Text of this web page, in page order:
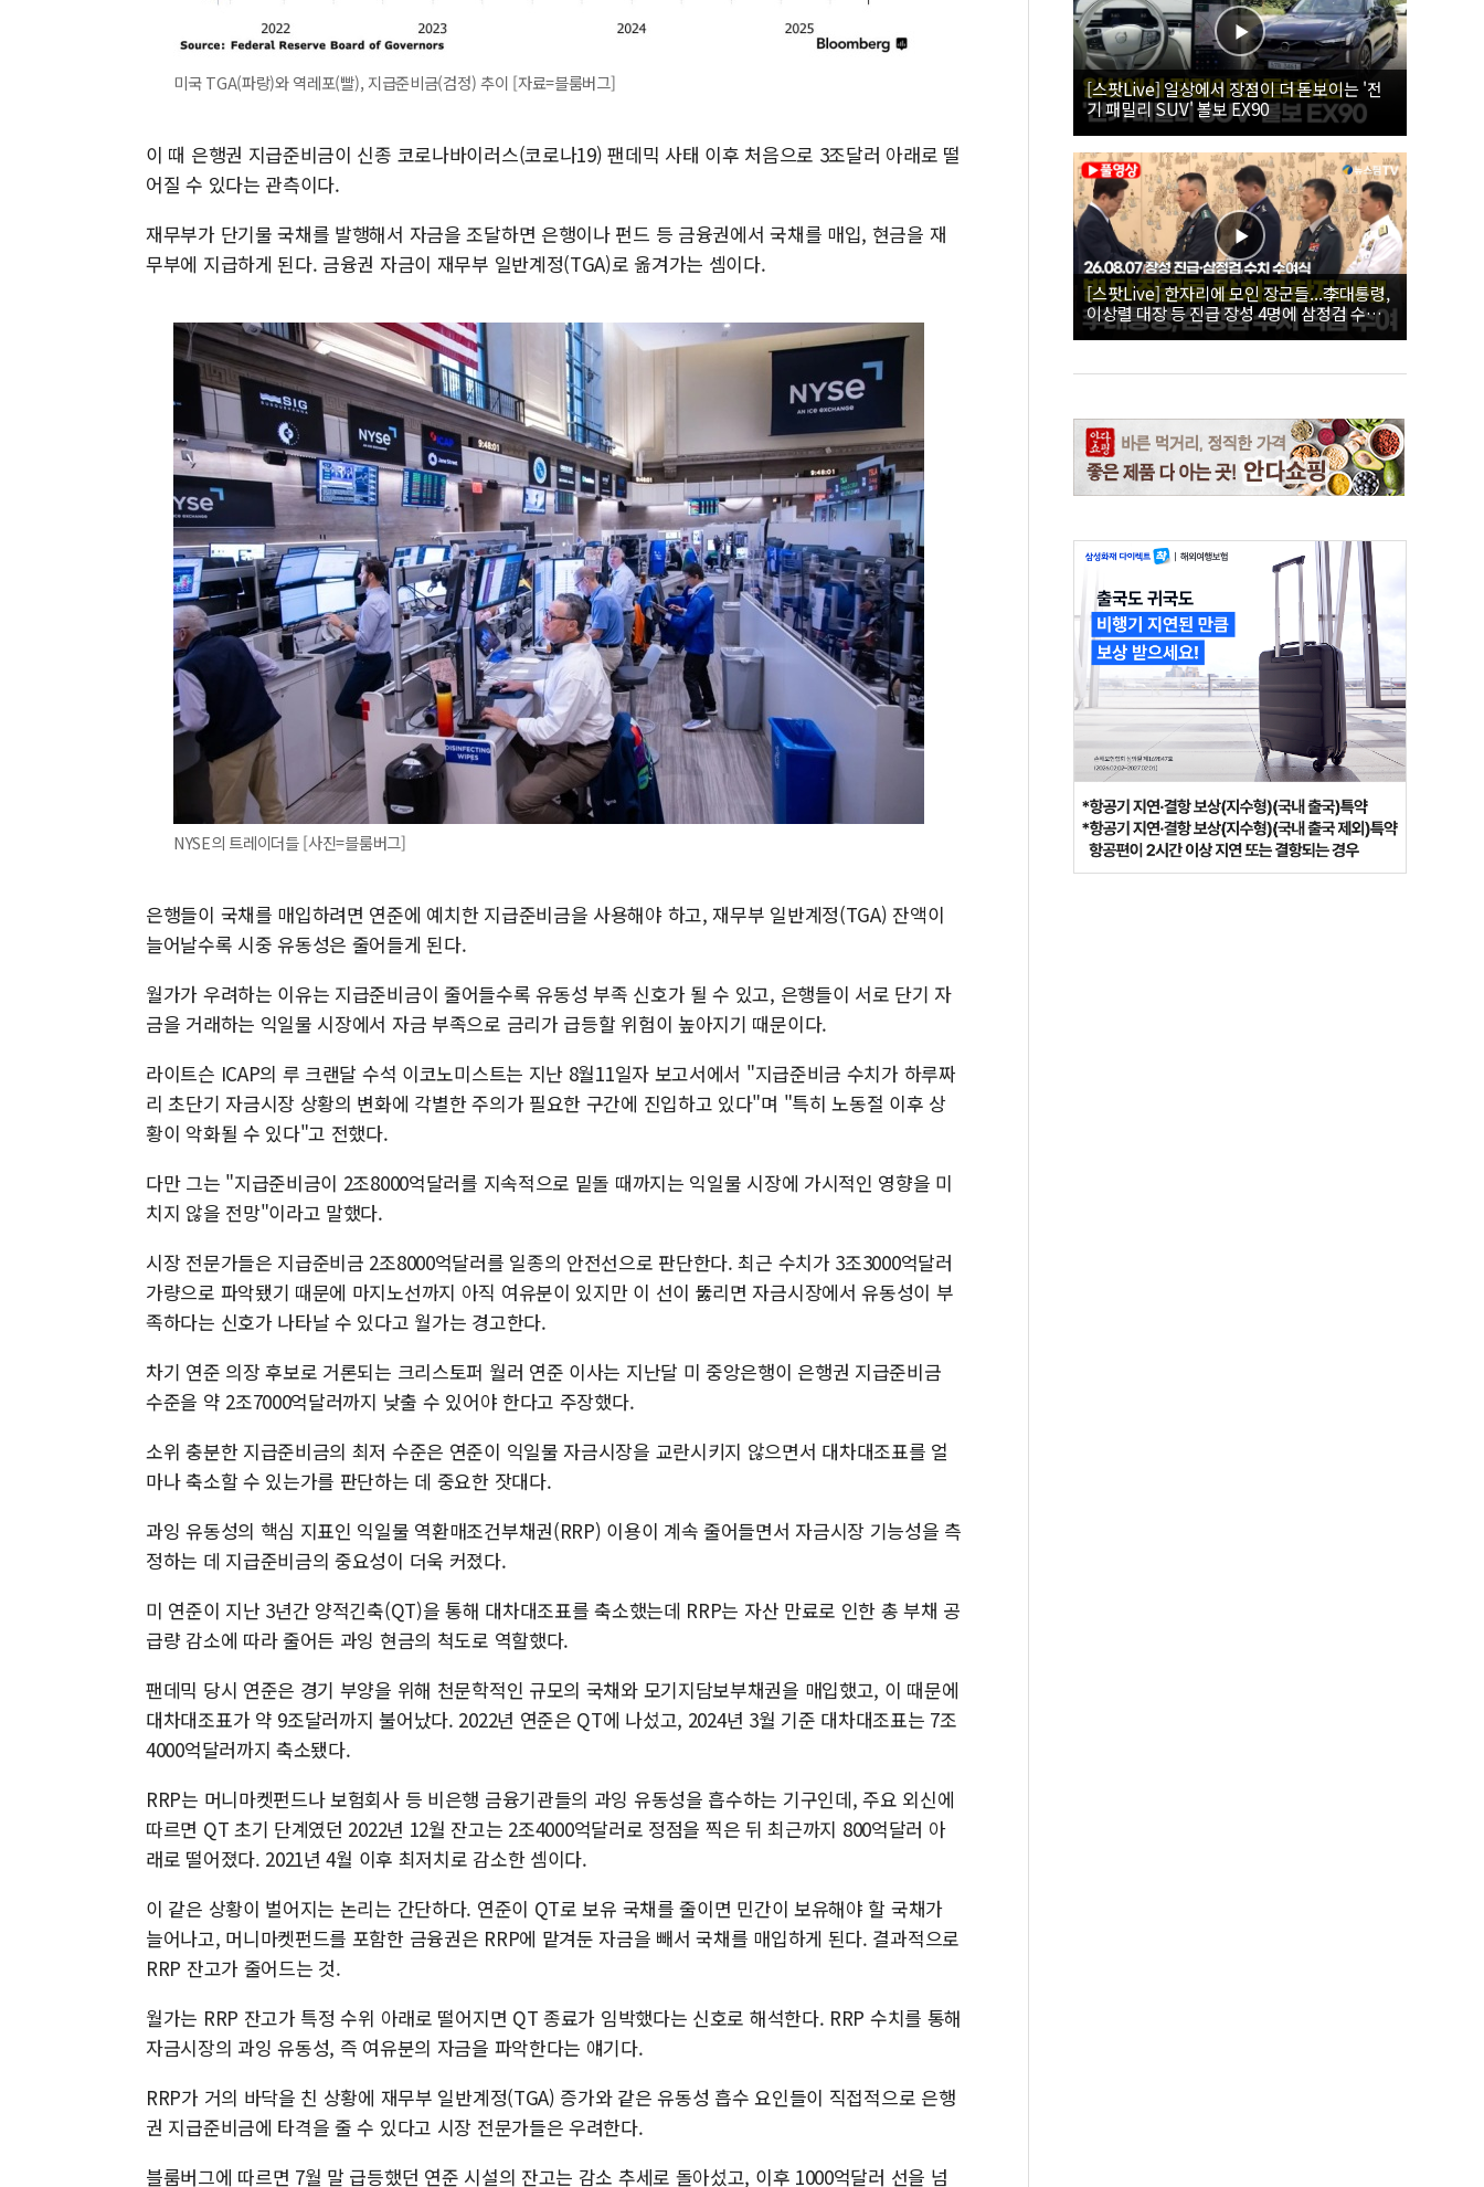
미국 TGA(파랑)와 역레포(빨), 지급준비금(검정) 추이 [자료=블룸버그]
이 때 은행권 지급준비금이 신종 코로나바이러스(코로나19) 팬데믹 사태 이후 처음으로 3조달러 아래로 떨
어질 수 있다는 관측이다.
재무부가 단기물 국채를 발행해서 자금을 조달하면 은행이나 펀드 등 금융권에서 국채를 매입, 현금을 재
무부에 지급하게 된다. 금융권 자금이 재무부 일반계정(TGA)로 옮겨가는 셈이다.
NYSE의 트레이더들 [사진=블룸버그]
은행들이 국채를 매입하려면 연준에 예치한 지급준비금을 사용해야 하고, 재무부 일반계정(TGA) 잔액이
늘어날수록 시중 유동성은 줄어들게 된다.
월가가 우려하는 이유는 지급준비금이 줄어들수록 유동성 부족 신호가 될 수 있고, 은행들이 서로 단기 자
금을 거래하는 익일물 시장에서 자금 부족으로 금리가 급등할 위험이 높아지기 때문이다.
라이트슨 ICAP의 루 크랜달 수석 이코노미스트는 지난 8월11일자 보고서에서 "지급준비금 수치가 하루짜
리 초단기 자금시장 상황의 변화에 각별한 주의가 필요한 구간에 진입하고 있다"며 "특히 노동절 이후 상
황이 악화될 수 있다"고 전했다.
다만 그는 "지급준비금이 2조8000억달러를 지속적으로 밑돌 때까지는 익일물 시장에 가시적인 영향을 미
치지 않을 전망"이라고 말했다.
시장 전문가들은 지급준비금 2조8000억달러를 일종의 안전선으로 판단한다. 최근 수치가 3조3000억달러
가량으로 파악됐기 때문에 마지노선까지 아직 여유분이 있지만 이 선이 뚫리면 자금시장에서 유동성이 부
족하다는 신호가 나타날 수 있다고 월가는 경고한다.
차기 연준 의장 후보로 거론되는 크리스토퍼 월러 연준 이사는 지난달 미 중앙은행이 은행권 지급준비금
수준을 약 2조7000억달러까지 낮출 수 있어야 한다고 주장했다.
소위 충분한 지급준비금의 최저 수준은 연준이 익일물 자금시장을 교란시키지 않으면서 대차대조표를 얼
마나 축소할 수 있는가를 판단하는 데 중요한 잣대다.
과잉 유동성의 핵심 지표인 익일물 역환매조건부채권(RRP) 이용이 계속 줄어들면서 자금시장 기능성을 측
정하는 데 지급준비금의 중요성이 더욱 커졌다.
미 연준이 지난 3년간 양적긴축(QT)을 통해 대차대조표를 축소했는데 RRP는 자산 만료로 인한 총 부채 공
급량 감소에 따라 줄어든 과잉 현금의 척도로 역할했다.
팬데믹 당시 연준은 경기 부양을 위해 천문학적인 규모의 국채와 모기지담보부채권을 매입했고, 이 때문에
대차대조표가 약 9조달러까지 불어났다. 2022년 연준은 QT에 나섰고, 2024년 3월 기준 대차대조표는 7조
4000억달러까지 축소됐다.
RRP는 머니마켓펀드나 보험회사 등 비은행 금융기관들의 과잉 유동성을 흡수하는 기구인데, 주요 외신에
따르면 QT 초기 단계였던 2022년 12월 잔고는 2조4000억달러로 정점을 찍은 뒤 최근까지 800억달러 아
래로 떨어졌다. 2021년 4월 이후 최저치로 감소한 셈이다.
이 같은 상황이 벌어지는 논리는 간단하다. 연준이 QT로 보유 국채를 줄이면 민간이 보유해야 할 국채가
늘어나고, 머니마켓펀드를 포함한 금융권은 RRP에 맡겨둔 자금을 빼서 국채를 매입하게 된다. 결과적으로
RRP 잔고가 줄어드는 것.
월가는 RRP 잔고가 특정 수위 아래로 떨어지면 QT 종료가 임박했다는 신호로 해석한다. RRP 수치를 통해
자금시장의 과잉 유동성, 즉 여유분의 자금을 파악한다는 얘기다.
RRP가 거의 바닥을 친 상황에 재무부 일반계정(TGA) 증가와 같은 유동성 흡수 요인들이 직접적으로 은행
권 지급준비금에 타격을 줄 수 있다고 시장 전문가들은 우려한다.
블룸버그에 따르면 7월 말 급등했던 연준 시설의 잔고는 감소 추세로 돌아섰고, 이후 1000억달러 선을 넘
[스팟Live] 일상에서 장점이 더 돋보이는 '전
기 패밀리 SUV' 볼보 EX90
[스팟Live] 한자리에 모인 장군들...李대통령,
이상렬 대장 등 진급 장성 4명에 삼정검 수치
직접 수여｜26.08.07 장성 진급·삼정검 수치